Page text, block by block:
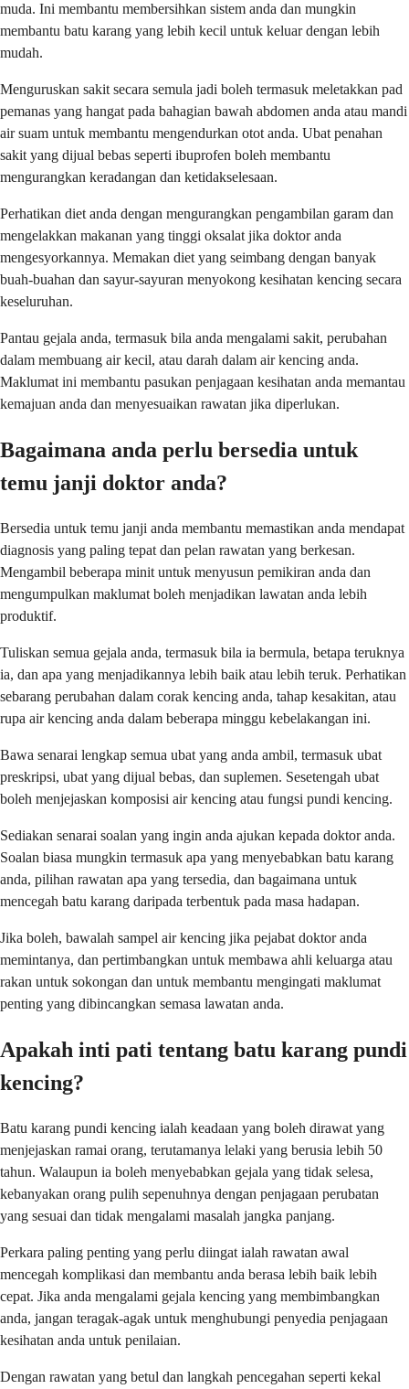
muda. Ini membantu membersihkan sistem anda dan mungkin
membantu batu karang yang lebih kecil untuk keluar dengan lebih
mudah.
Menguruskan sakit secara semula jadi boleh termasuk meletakkan pad
pemanas yang hangat pada bahagian bawah abdomen anda atau mandi
air suam untuk membantu mengendurkan otot anda. Ubat penahan
sakit yang dijual bebas seperti ibuprofen boleh membantu
mengurangkan keradangan dan ketidakselesaan.
Perhatikan diet anda dengan mengurangkan pengambilan garam dan
mengelakkan makanan yang tinggi oksalat jika doktor anda
mengesyorkannya. Memakan diet yang seimbang dengan banyak
buah-buahan dan sayur-sayuran menyokong kesihatan kencing secara
keseluruhan.
Pantau gejala anda, termasuk bila anda mengalami sakit, perubahan
dalam membuang air kecil, atau darah dalam air kencing anda.
Maklumat ini membantu pasukan penjagaan kesihatan anda memantau
kemajuan anda dan menyesuaikan rawatan jika diperlukan.
Bagaimana anda perlu bersedia untuk
temu janji doktor anda?
Bersedia untuk temu janji anda membantu memastikan anda mendapat
diagnosis yang paling tepat dan pelan rawatan yang berkesan.
Mengambil beberapa minit untuk menyusun pemikiran anda dan
mengumpulkan maklumat boleh menjadikan lawatan anda lebih
produktif.
Tuliskan semua gejala anda, termasuk bila ia bermula, betapa teruknya
ia, dan apa yang menjadikannya lebih baik atau lebih teruk. Perhatikan
sebarang perubahan dalam corak kencing anda, tahap kesakitan, atau
rupa air kencing anda dalam beberapa minggu kebelakangan ini.
Bawa senarai lengkap semua ubat yang anda ambil, termasuk ubat
preskripsi, ubat yang dijual bebas, dan suplemen. Sesetengah ubat
boleh menjejaskan komposisi air kencing atau fungsi pundi kencing.
Sediakan senarai soalan yang ingin anda ajukan kepada doktor anda.
Soalan biasa mungkin termasuk apa yang menyebabkan batu karang
anda, pilihan rawatan apa yang tersedia, dan bagaimana untuk
mencegah batu karang daripada terbentuk pada masa hadapan.
Jika boleh, bawalah sampel air kencing jika pejabat doktor anda
memintanya, dan pertimbangkan untuk membawa ahli keluarga atau
rakan untuk sokongan dan untuk membantu mengingati maklumat
penting yang dibincangkan semasa lawatan anda.
Apakah inti pati tentang batu karang pundi
kencing?
Batu karang pundi kencing ialah keadaan yang boleh dirawat yang
menjejaskan ramai orang, terutamanya lelaki yang berusia lebih 50
tahun. Walaupun ia boleh menyebabkan gejala yang tidak selesa,
kebanyakan orang pulih sepenuhnya dengan penjagaan perubatan
yang sesuai dan tidak mengalami masalah jangka panjang.
Perkara paling penting yang perlu diingat ialah rawatan awal
mencegah komplikasi dan membantu anda berasa lebih baik lebih
cepat. Jika anda mengalami gejala kencing yang membimbangkan
anda, jangan teragak-agak untuk menghubungi penyedia penjagaan
kesihatan anda untuk penilaian.
Dengan rawatan yang betul dan langkah pencegahan seperti kekal